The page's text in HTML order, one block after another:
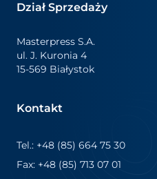
wykończeniom zapewniają silną
odpowiadając jednocześnie na
różnorodne potrzeby
komunikacyjne. Etykiety
termokurczliwe są […]
Dział Sprzedaży
Masterpress S.A.
ul. J. Kuronia 4
15-569 Białystok
Kontakt
Tel.: +48 (85) 664 75 30
Fax: +48 (85) 713 07 01